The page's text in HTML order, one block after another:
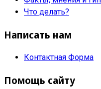
Что делать?
Написать нам
Контактная Форма
Помощь сайту